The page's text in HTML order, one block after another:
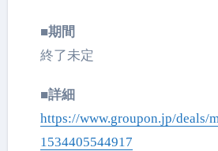
■期間
終了未定
■詳細
https://www.groupon.jp/deals/
1534405544917